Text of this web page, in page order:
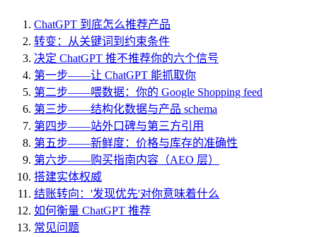
ChatGPT 到底怎么推荐产品
转变：从关键词到约束条件
决定 ChatGPT 推不推荐你的六个信号
第一步——让 ChatGPT 能抓取你
第二步——喂数据：你的 Google Shopping feed
第三步——结构化数据与产品 schema
第四步——站外口碑与第三方引用
第五步——新鲜度：价格与库存的准确性
第六步——购买指南内容（AEO 层）
搭建实体权威
结账转向：'发现优先'对你意味着什么
如何衡量 ChatGPT 推荐
常见问题